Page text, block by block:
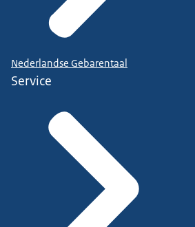
Nederlandse Gebarentaal
Service